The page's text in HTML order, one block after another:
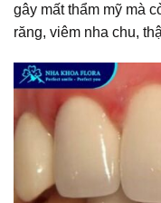
gây mất thẩm mỹ mà
răng, viêm nha chu,